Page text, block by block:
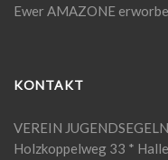
Ewer AMAZONE
KONTAKT
VEREIN JUGENDSEGELN
Holzkoppelweg 33 *